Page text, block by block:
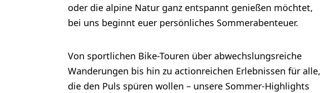
oder die alpine Natur ganz entspannt genießen möchtet,
bei uns beginnt euer persönliches Sommerabenteuer.
Von sportlichen Bike-Touren über abwechslungsreiche
Wanderungen bis hin zu actionreichen Erlebnissen für alle,
die den Puls spüren wollen – unsere Sommer-Highlights